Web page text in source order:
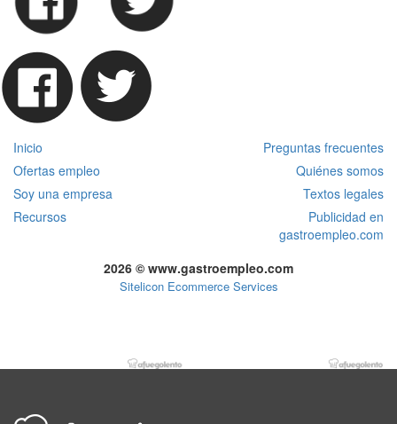
Inicio
Preguntas frecuentes
Ofertas empleo
Quiénes somos
Soy una empresa
Textos legales
Recursos
Publicidad en
gastroempleo.com
2026 © www.gastroempleo.com
Sitelicon Ecommerce Services